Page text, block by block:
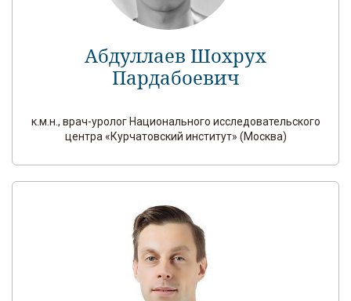
Абдуллаев Шохрух
Пардабоевич
к.м.н., врач-уролог Национального исследовательского
центра «Курчатовский институт» (Москва)